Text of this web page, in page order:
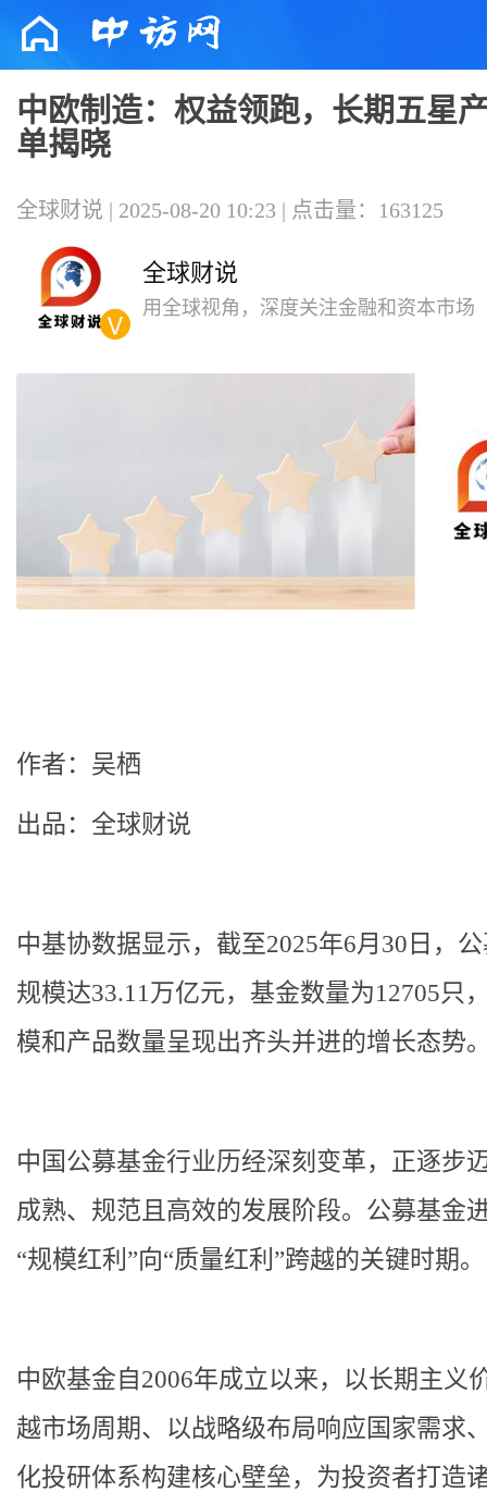
中欧制造：权益领跑，长期五星
单揭晓
全球财说 | 2025-08-20 10:23 | 点击量：163125
全球财说
用全球视角，深度关注金融和资本市场
作者：吴栖
出品：全球财说
中基协数据显示，截至2025年6月30日，
规模达33.11万亿元，基金数量为12705只
模和产品数量呈现出齐头并进的增长态势
中国公募基金行业历经深刻变革，正逐步
成熟、规范且高效的发展阶段。公募基金
“规模红利”向“质量红利”跨越的关键时期。
中欧基金自2006年成立以来，以长期主义
越市场周期、以战略级布局响应国家需求
化投研体系构建核心壁垒，为投资者打造